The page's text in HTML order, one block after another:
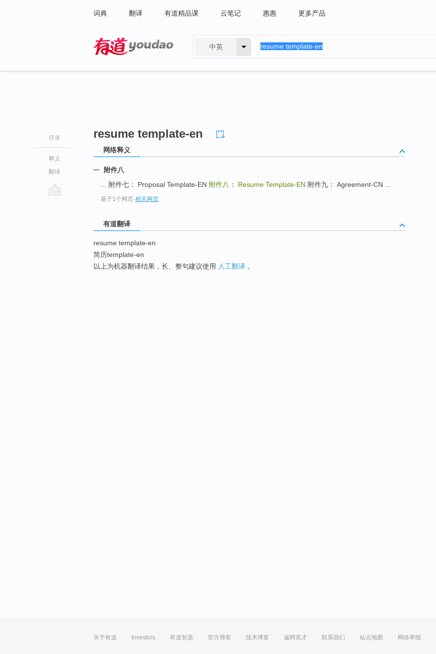
词典 翻译 有道精品课 云笔记 惠惠 更多产品
中英
目录
释义
翻译
resume template-en
网络释义
附件八
... 附件七： Proposal Template-EN 附件八 ： Resume Template-EN 附件九： Agreement-CN ...
基于1个网页-相关网页
有道翻译
resume template-en
简历template-en
以上为机器翻译结果，长、整句建议使用 人工翻译 。
关于有道 Investors 有道智选 官方博客 技术博客 诚聘英才 联系我们 站点地图 网络举报